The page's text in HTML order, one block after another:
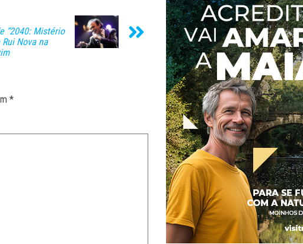
“2040: Mistério
Nova na
*